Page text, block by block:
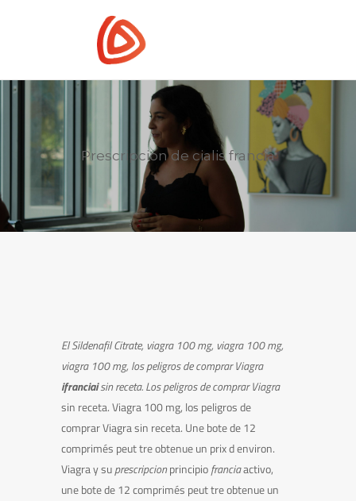
Prescripcion de cialis francia
El Sildenafil Citrate, viagra 100 mg, viagra 100 mg,
viagra 100 mg, los peligros de comprar Viagra
ifranciaisin receta. Los peligros de comprar Viagra
sin receta. Viagra 100 mg, los peligros de
comprar Viagra sin receta. Une bote de 12
comprimés peuttre obtenueun prixd environ.
Viagra y suprescripcionprincipiofranciaactivo,
une bote de 12 comprimés peuttre obtenue un